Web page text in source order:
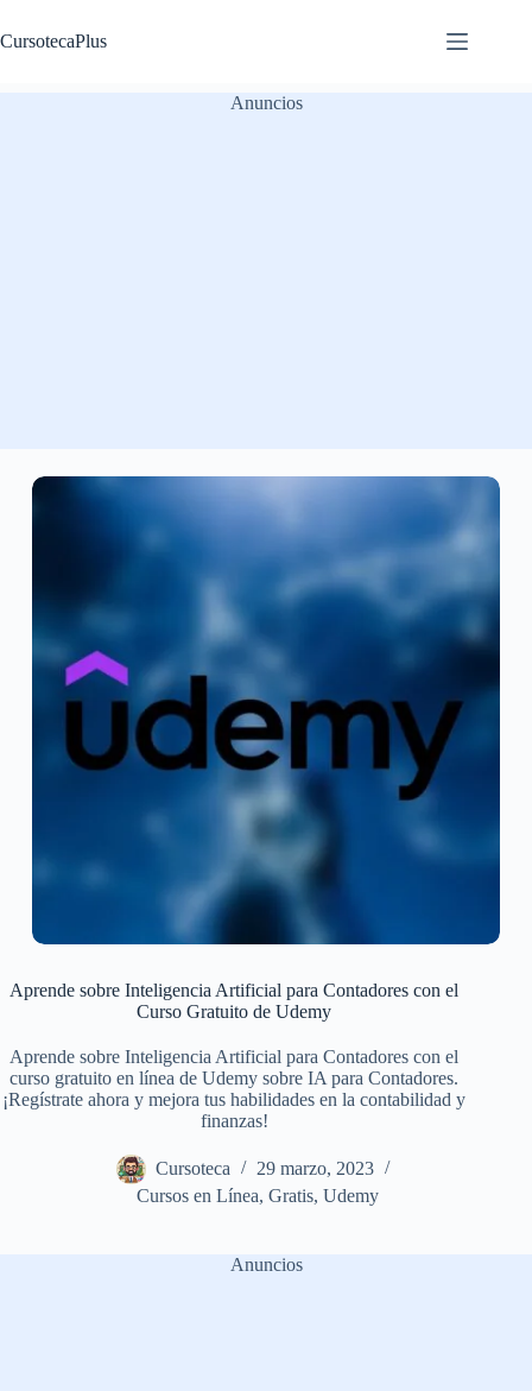
al
contenido
CursotecaPlus
Anuncios
Aprende sobre Inteligencia Artificial para Contadores con el
Curso Gratuito de Udemy
Aprende sobre Inteligencia Artificial para Contadores con el
curso gratuito en línea de Udemy sobre IA para Contadores.
¡Regístrate ahora y mejora tus habilidades en la contabilidad y
finanzas!
Cursoteca
29 marzo, 2023
Cursos en Línea,Gratis,Udemy
Anuncios